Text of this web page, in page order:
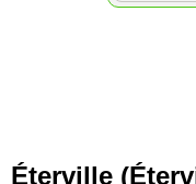
Éterville